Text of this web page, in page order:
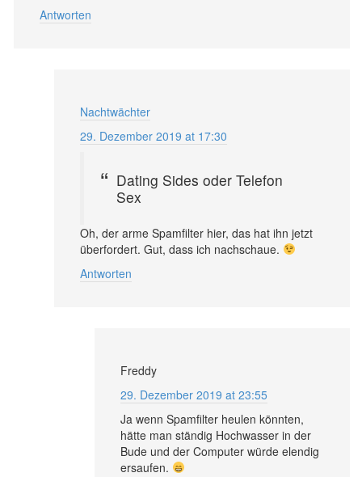
Antworten
Nachtwächter
29. Dezember 2019 at 17:30
Dating Sides oder Telefon
Sex
Oh, der arme Spamfilter hier, das hat ihn jetzt
überfordert. Gut, dass ich nachschaue.
Antworten
Freddy
29. Dezember 2019 at 23:55
Ja wenn Spamfilter heulen könnten,
hätte man ständig Hochwasser in der
Bude und der Computer würde elendig
ersaufen.